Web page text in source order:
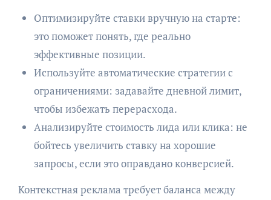
Оптимизируйте ставки вручную на старте:
это поможет понять, где реально
эффективные позиции.
Используйте автоматические стратегии с
ограничениями: задавайте дневной лимит,
чтобы избежать перерасхода.
Анализируйте стоимость лида или клика: не
бойтесь увеличить ставку на хорошие
запросы, если это оправдано конверсией.
Контекстная реклама требует баланса между